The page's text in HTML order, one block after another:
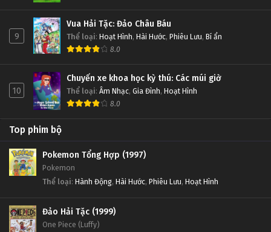
9
Vua Hải Tặc: Đảo Châu Báu
Thể loại: Hoạt Hình, Hài Hước, Phiêu Lưu, Bí ẩn
8.0
10
Chuyến xe khoa học kỳ thú: Các múi giờ
Thể loại: Âm Nhạc, Gia Đình, Hoạt Hình
8.0
Top phim bộ
Pokemon Tổng Hợp (1997)
Pokemon
Thể loại: Hành Động, Hài Hước, Phiêu Lưu, Hoạt Hình
Đảo Hải Tặc (1999)
One Piece (Luffy)